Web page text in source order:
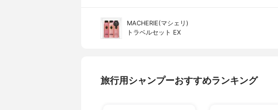
MACHERIE(マシェリ)
トラベルセット EX
旅行用シャンプーおすすめランキング